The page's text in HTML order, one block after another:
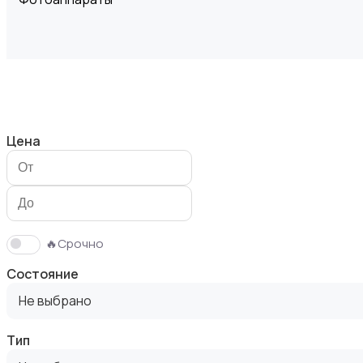
Видеонаблюдение
Цена
🔥Срочно
Состояние
Не выбрано
Тип